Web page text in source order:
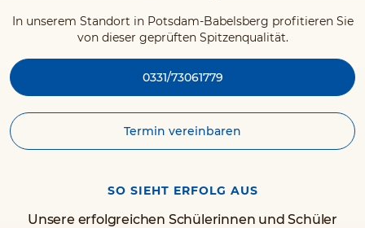
In unserem Standort in Potsdam-Babelsberg profitieren Sie
von dieser geprüften Spitzenqualität.
0331/73061779
Termin vereinbaren
SO SIEHT ERFOLG AUS
Unsere erfolgreichen Schülerinnen und Schüler